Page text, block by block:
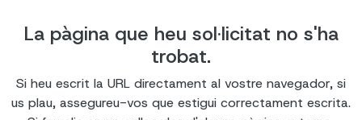
La pàgina que heu sol·licitat no s'ha
trobat.
Si heu escrit la URL directament al vostre navegador, si
us plau, assegureu-vos que estigui correctament escrita.